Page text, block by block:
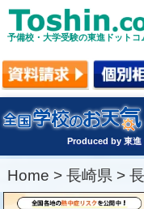
予備校・大学受験の東進ドットコ
Produced by 東進
Home > 長崎県 >